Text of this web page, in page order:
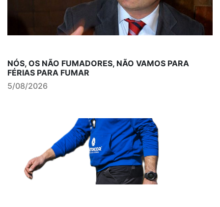
NÓS, OS NÃO FUMADORES, NÃO VAMOS PARA
FÉRIAS PARA FUMAR
5/08/2026